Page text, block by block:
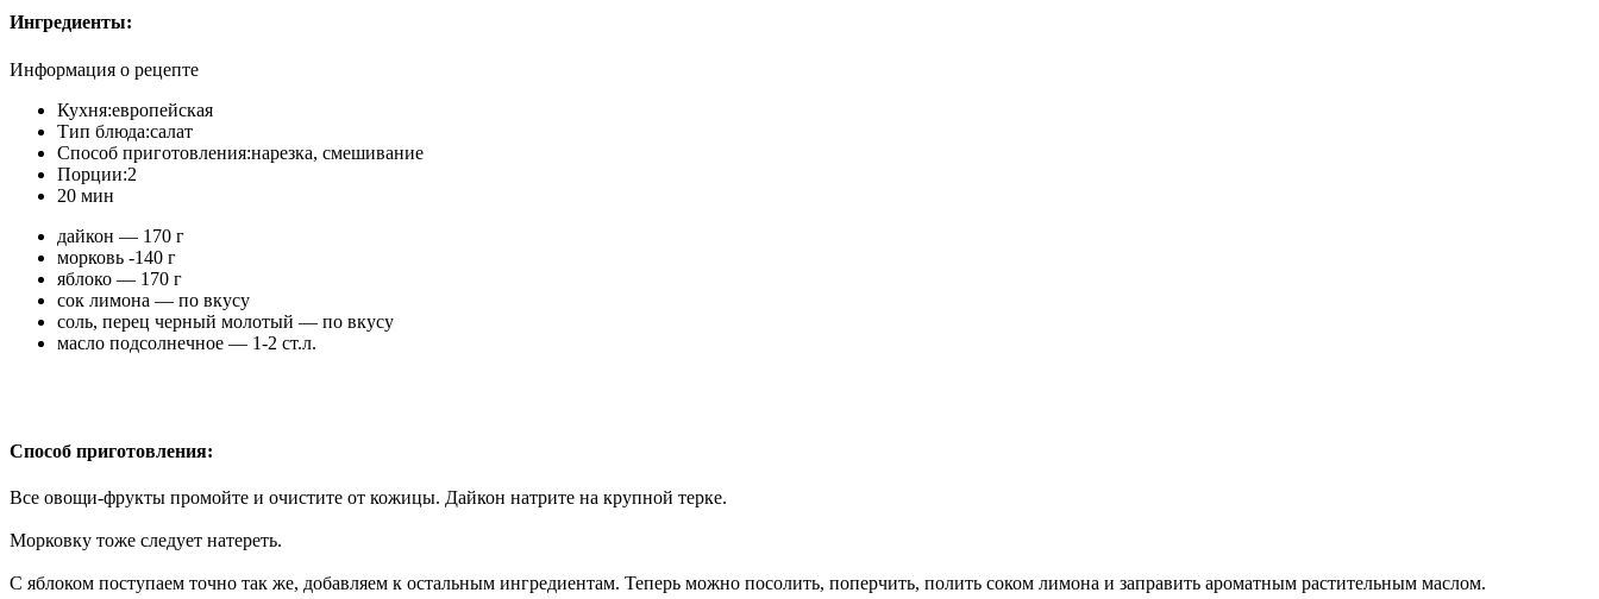
Ингредиенты:
Информация о рецепте
Кухня:европейская
Тип блюда:салат
Способ приготовления:нарезка, смешивание
Порции:2
20 мин
дайкон — 170 г
морковь -140 г
яблоко — 170 г
сок лимона — по вкусу
соль, перец черный молотый — по вкусу
масло подсолнечное — 1-2 ст.л.
Способ приготовления:
Все овощи-фрукты промойте и очистите от кожицы. Дайкон натрите на крупной терке.
Морковку тоже следует натереть.
С яблоком поступаем точно так же, добавляем к остальным ингредиентам. Теперь можно посолить, поперчить, полить соком лимона и заправить ароматным растительным маслом.